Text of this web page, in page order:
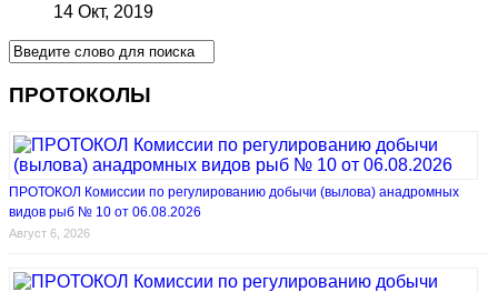
14 Окт, 2019
ПРОТОКОЛЫ
ПРОТОКОЛ Комиссии по регулированию добычи (вылова) анадромных
видов рыб № 10 от 06.08.2026
Август 6, 2026